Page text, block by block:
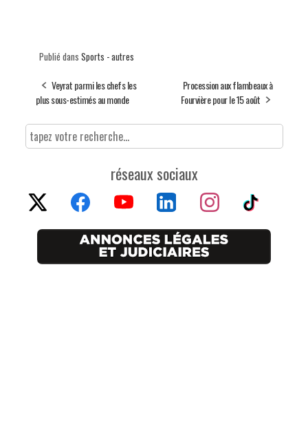
Publié dans Sports - autres
Veyrat parmi les chefs les
plus sous-estimés au monde
Procession aux flambeaux à
Fourvière pour le 15 août
réseaux sociaux